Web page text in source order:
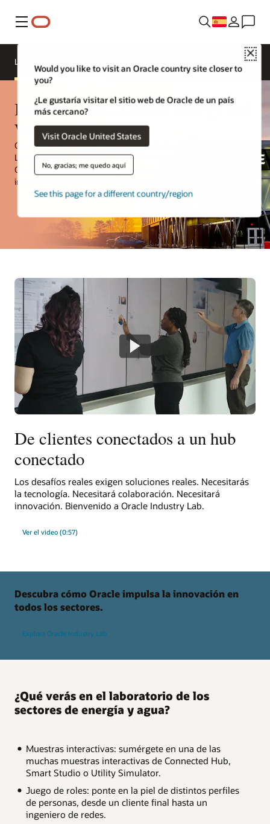
Menú
Would you like to visit an Oracle country site closer to
you?
¿Le gustaría visitar el sitio web de Oracle de un país
más cercano?
Visit Oracle United States
No, gracias; me quedo aquí
See this page for a different country/region
Laboratorio de innovación
Industry Lab—Oracle Energy and
Water
Oracle Energy and Water ahora forma parte de Oracle Industry
Lab, un espacio práctico que permite a Oracle Energy and Water,
Oracle Construction and Engineering y Oracle Communications
inspirar, colaborar, innovar y explorar con los clientes.
De clientes conectados a un hub
conectado
Los desafíos reales exigen soluciones reales. Necesitarás
la tecnología. Necesitará colaboración. Necesitará
innovación. Bienvenido a Oracle Industry Lab.
Ver el video (0:57)
Descubra cómo Oracle impulsa la innovación en
todos los sectores.
Explora Oracle Industry Lab
¿Qué verás en el laboratorio de los
sectores de energía y agua?
Muestras interactivas: sumérgete en una de las
muchas muestras interactivas de Connected Hub,
Smart Studio o Utility Simulator.
Juego de roles: ponte en la piel de distintos perfiles
de personas, desde un cliente final hasta un
ingeniero de redes.